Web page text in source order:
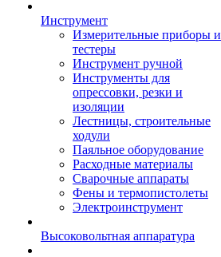
Инструмент
Измерительные приборы и
тестеры
Инструмент ручной
Инструменты для
опрессовки, резки и
изоляции
Лестницы, строительные
ходули
Паяльное оборудование
Расходные материалы
Сварочные аппараты
Фены и термопистолеты
Электроинструмент
Высоковольтная аппаратура